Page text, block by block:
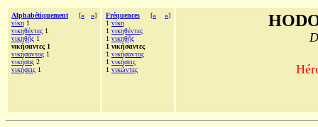
Alphabétiquement [« »]
νίκη 1
νικηθέντες 1
νικηθῇς 1
νικήσαντες 1
νικήσαντος 1
νικήσας 2
νικήσεις 1
Fréquences [« »]
1 νίκη
1 νικηθέντες
1 νικηθῇς
1 νικήσαντες
1 νικήσαντος
1 νικήσεις
1 νικῶντες